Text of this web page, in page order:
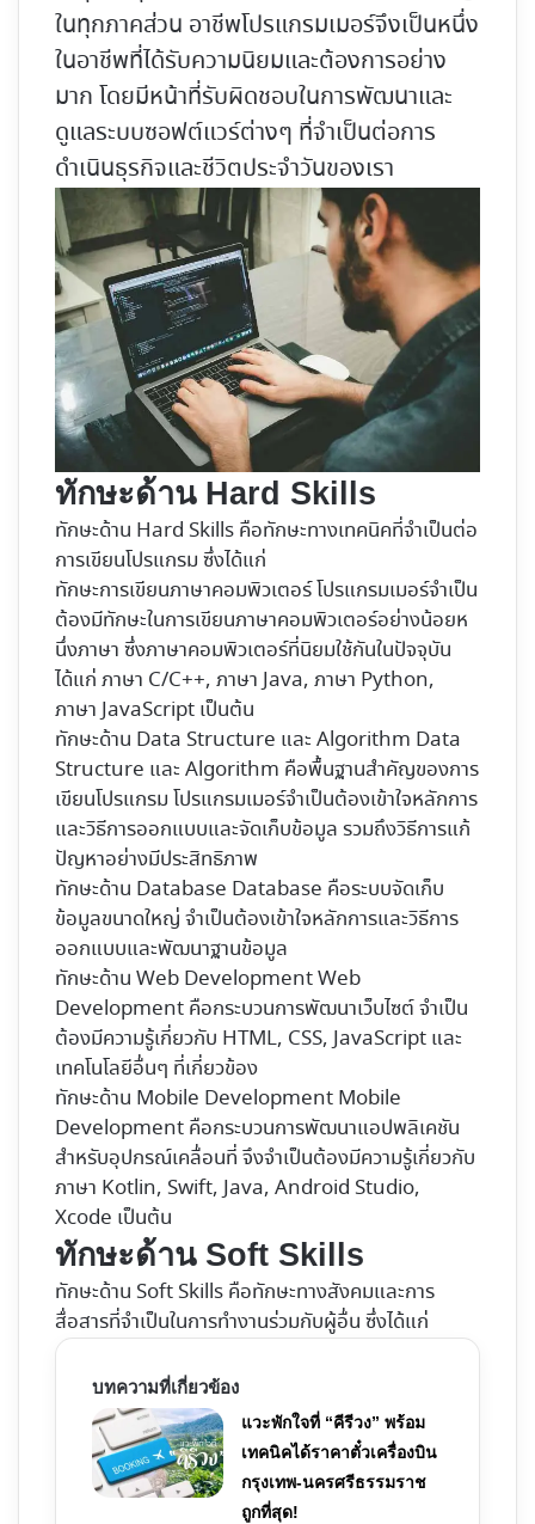
ในทุกภาคส่วน อาชีพโปรแกรมเมอร์จึงเป็นหนึ่ง
ในอาชีพที่ได้รับความนิยมและต้องการอย่าง
มาก โดยมีหน้าที่รับผิดชอบในการพัฒนาและ
ดูแลระบบซอฟต์แวร์ต่างๆ ที่จำเป็นต่อการ
ดำเนินธุรกิจและชีวิตประจำวันของเรา
ทักษะด้าน Hard Skills
ทักษะด้าน Hard Skills คือทักษะทางเทคนิคที่จำเป็นต่อ
การเขียนโปรแกรม ซึ่งได้แก่
ทักษะการเขียนภาษาคอมพิวเตอร์ โปรแกรมเมอร์จำเป็น
ต้องมีทักษะในการเขียนภาษาคอมพิวเตอร์อย่างน้อยห
นึ่งภาษา ซึ่งภาษาคอมพิวเตอร์ที่นิยมใช้กันในปัจจุบัน
ได้แก่ ภาษา C/C++, ภาษา Java, ภาษา Python,
ภาษา JavaScript เป็นต้น
ทักษะด้าน Data Structure และ Algorithm Data
Structure และ Algorithm คือพื้นฐานสำคัญของการ
เขียนโปรแกรม โปรแกรมเมอร์จำเป็นต้องเข้าใจหลักการ
และวิธีการออกแบบและจัดเก็บข้อมูล รวมถึงวิธีการแก้
ปัญหาอย่างมีประสิทธิภาพ
ทักษะด้าน Database Database คือระบบจัดเก็บ
ข้อมูลขนาดใหญ่ จำเป็นต้องเข้าใจหลักการและวิธีการ
ออกแบบและพัฒนาฐานข้อมูล
ทักษะด้าน Web Development Web
Development คือกระบวนการพัฒนาเว็บไซต์ จำเป็น
ต้องมีความรู้เกี่ยวกับ HTML, CSS, JavaScript และ
เทคโนโลยีอื่นๆ ที่เกี่ยวข้อง
ทักษะด้าน Mobile Development Mobile
Development คือกระบวนการพัฒนาแอปพลิเคชัน
สำหรับอุปกรณ์เคลื่อนที่ จึงจำเป็นต้องมีความรู้เกี่ยวกับ
ภาษา Kotlin, Swift, Java, Android Studio,
Xcode เป็นต้น
ทักษะด้าน Soft Skills
ทักษะด้าน Soft Skills คือทักษะทางสังคมและการ
สื่อสารที่จำเป็นในการทำงานร่วมกับผู้อื่น ซึ่งได้แก่
บทความที่เกี่ยวข้อง
แวะพักใจที่ “คีรีวง” พร้อม
เทคนิคได้ราคาตั๋วเครื่องบิน
กรุงเทพ-นครศรีธรรมราช
ถูกที่สุด!